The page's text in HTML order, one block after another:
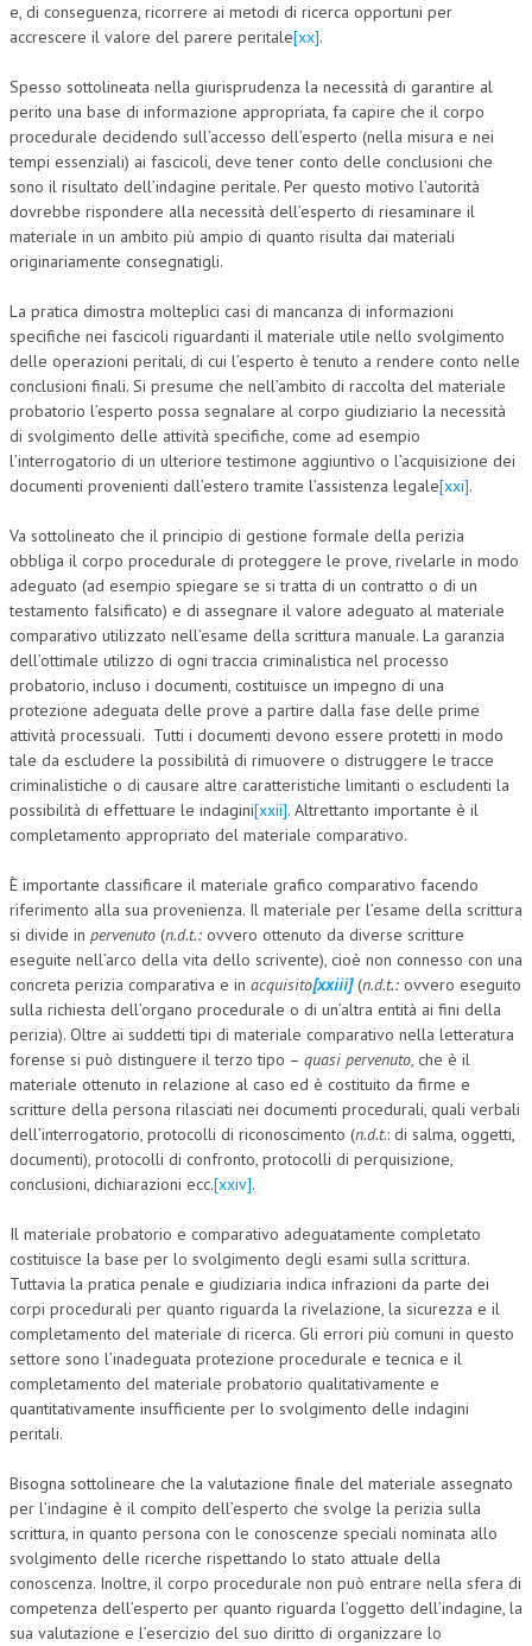
e, di conseguenza, ricorrere ai metodi di ricerca opportuni per
accrescere il valore del parere peritale[xx].
Spesso sottolineata nella giurisprudenza la necessità di garantire al
perito una base di informazione appropriata, fa capire che il corpo
procedurale decidendo sull’accesso dell’esperto (nella misura e nei
tempi essenziali) ai fascicoli, deve tener conto delle conclusioni che
sono il risultato dell’indagine peritale. Per questo motivo l’autorità
dovrebbe rispondere alla necessità dell’esperto di riesaminare il
materiale in un ambito più ampio di quanto risulta dai materiali
originariamente consegnatigli.
La pratica dimostra molteplici casi di mancanza di informazioni
specifiche nei fascicoli riguardanti il materiale utile nello svolgimento
delle operazioni peritali, di cui l’esperto è tenuto a rendere conto nelle
conclusioni finali. Si presume che nell’ambito di raccolta del materiale
probatorio l’esperto possa segnalare al corpo giudiziario la necessità
di svolgimento delle attività specifiche, come ad esempio
l’interrogatorio di un ulteriore testimone aggiuntivo o l’acquisizione dei
documenti provenienti dall’estero tramite l’assistenza legale[xxi].
Va sottolineato che il principio di gestione formale della perizia
obbliga il corpo procedurale di proteggere le prove, rivelarle in modo
adeguato (ad esempio spiegare se si tratta di un contratto o di un
testamento falsificato) e di assegnare il valore adeguato al materiale
comparativo utilizzato nell’esame della scrittura manuale. La garanzia
dell’ottimale utilizzo di ogni traccia criminalistica nel processo
probatorio, incluso i documenti, costituisce un impegno di una
protezione adeguata delle prove a partire dalla fase delle prime
attività processuali. Tutti i documenti devono essere protetti in modo
tale da escludere la possibilità di rimuovere o distruggere le tracce
criminalistiche o di causare altre caratteristiche limitanti o escludenti la
possibilità di effettuare le indagini[xxii]. Altrettanto importante è il
completamento appropriato del materiale comparativo.
È importante classificare il materiale grafico comparativo facendo
riferimento alla sua provenienza. Il materiale per l’esame della scrittura
si divide in pervenuto (n.d.t.: ovvero ottenuto da diverse scritture
eseguite nell’arco della vita dello scrivente), cioè non connesso con una
concreta perizia comparativa e in acquisito[xxiii](n.d.t.: ovvero eseguito
sulla richiesta dell’organo procedurale o di un’altra entità ai fini della
perizia). Oltre ai suddetti tipi di materiale comparativo nella letteratura
forense si può distinguere il terzo tipo – quasi pervenuto, che è il
materiale ottenuto in relazione al caso ed è costituito da firme e
scritture della persona rilasciati nei documenti procedurali, quali verbali
dell’interrogatorio, protocolli di riconoscimento (n.d.t.: di salma, oggetti,
documenti), protocolli di confronto, protocolli di perquisizione,
conclusioni, dichiarazioni ecc.[xxiv].
Il materiale probatorio e comparativo adeguatamente completato
costituisce la base per lo svolgimento degli esami sulla scrittura.
Tuttavia la pratica penale e giudiziaria indica infrazioni da parte dei
corpi procedurali per quanto riguarda la rivelazione, la sicurezza e il
completamento del materiale di ricerca. Gli errori più comuni in questo
settore sono l’inadeguata protezione procedurale e tecnica e il
completamento del materiale probatorio qualitativamente e
quantitativamente insufficiente per lo svolgimento delle indagini
peritali.
Bisogna sottolineare che la valutazione finale del materiale assegnato
per l’indagine è il compito dell’esperto che svolge la perizia sulla
scrittura, in quanto persona con le conoscenze speciali nominata allo
svolgimento delle ricerche rispettando lo stato attuale della
conoscenza. Inoltre, il corpo procedurale non può entrare nella sfera di
competenza dell’esperto per quanto riguarda l’oggetto dell’indagine, la
sua valutazione e l’esercizio del suo diritto di organizzare lo